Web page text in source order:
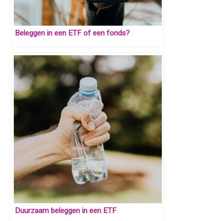
Beleggen in een ETF of een fonds?
Duurzaam beleggen in een ETF